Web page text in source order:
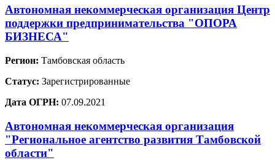
Автономная некоммерческая организация Центр
поддержки предпринимательства "ОПОРА
БИЗНЕСА"
Регион: Тамбовская область
Статус: Зарегистрированные
Дата ОГРН: 07.09.2021
Автономная некоммерческая организация
"Региональное агентство развития Тамбовской
области"